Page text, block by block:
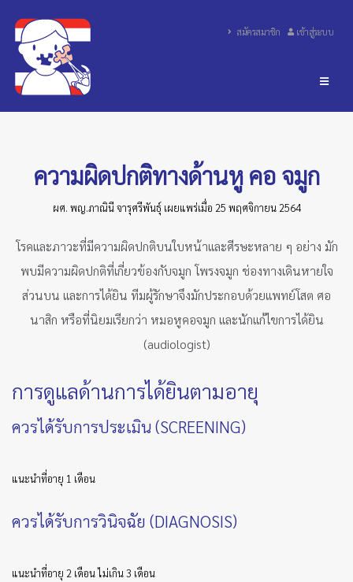
สมัครสมาชิก เข้าสู่ระบบ
ความผิดปกติทางด้านหู คอ จมูก
ผศ. พญ.ภาณินี จารุศรีพันธุ์ เผยแพร่เมื่อ 25 พฤศจิกายน 2564
โรคและภาวะที่มีความผิดปกติบนใบหน้าและศีรษะหลาย ๆ อย่าง มัก
พบมีความผิดปกติที่เกี่ยวข้องกับจมูก โพรงจมูก ช่องทางเดินหายใจ
ส่วนบน และการได้ยิน ทีมผู้รักษาจึงมักประกอบด้วยแพทย์โสต ศอ
นาสิก หรือที่นิยมเรียกว่า หมอหูคอจมูก และนักแก้ไขการได้ยิน
(audiologist)
การดูแลด้านการได้ยินตามอายุ
ควรได้รับการประเมิน (SCREENING)
แนะนำที่อายุ 1 เดือน
ควรได้รับการวินิจฉัย (DIAGNOSIS)
แนะนำที่อายุ 2 เดือน ไม่เกิน 3 เดือน